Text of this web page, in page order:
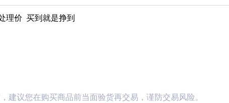
理价 买到就是挣到
建议您在购买商品前当面验货再交易，谨防交易风险。